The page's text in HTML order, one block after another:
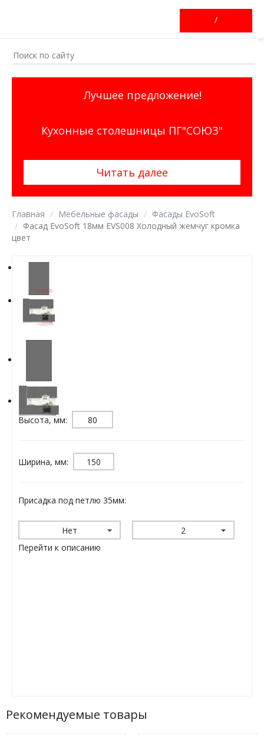
/
Лучшее предложение!
Кухонные столешницы ПГ"СОЮЗ"
Читать далее
Главная Мебельные фасады
Фасады EvoSoft
Фасад EvoSoft 18мм EVS008 Холодный жемчуг кромка
цвет
Высота, мм:
Ширина, мм:
Присадка под петлю 35мм:
Нет
2
Перейти к описанию
Рекомендуемые товары